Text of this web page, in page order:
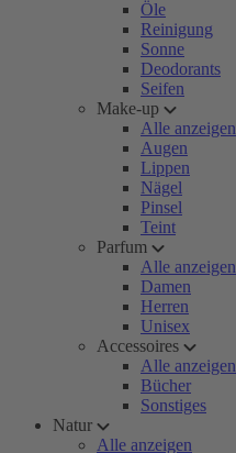
Öle
Reinigung
Sonne
Deodorants
Seifen
Make-up
Alle anzeigen
Augen
Lippen
Nägel
Pinsel
Teint
Parfum
Alle anzeigen
Damen
Herren
Unisex
Accessoires
Alle anzeigen
Bücher
Sonstiges
Natur
Alle anzeigen